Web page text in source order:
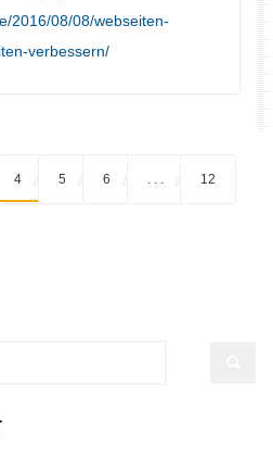
2016/08/08/webseiten-
verbessern/
4 5 6 12